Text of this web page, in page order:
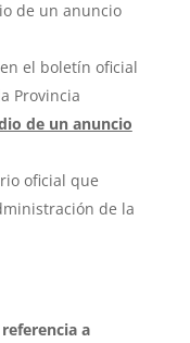
de un anuncio
el boletín oficial
Provincia
de un anuncio
oficial que
de la
a